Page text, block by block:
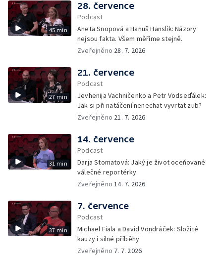
45 min
28. července
Podcast
Aneta Snopová a Hanuš Hanslík: Názory
nejsou fakta. Všem měříme stejně.
Zveřejněno 28. 7. 2026
27 min
21. července
Podcast
Jevhenija Vachničenko a Petr Vodseďálek:
Jak si při natáčení nenechat vyvrtat zub?
Zveřejněno 21. 7. 2026
31 min
14. července
Podcast
Darja Stomatová: Jaký je život oceňované
válečné reportérky
Zveřejněno14. 7. 2026
37 min
7. července
Podcast
Michael Fiala a David Vondráček: Složité
kauzy i silné příběhy
Zveřejněno 7. 7. 2026